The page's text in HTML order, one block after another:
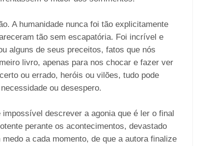
A humanidade nunca foi tão explicitamente
tão sem escapatória. Foi incrível e
alguns de seus preceitos, fatos que nós
livro, apenas para nos chocar e fazer ver
ou errado, heróis ou vilões, tudo pode
ou desespero.
descrever a agonia que é ler o final
perante os acontecimentos, devastado
a cada momento, de que a autora finalize